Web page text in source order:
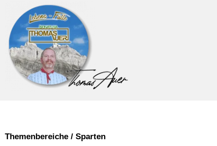
Themenbereiche / Sparten